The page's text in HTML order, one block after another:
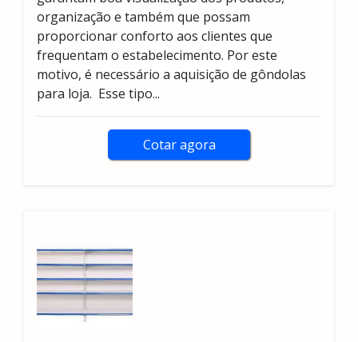
organização e também que possam
proporcionar conforto aos clientes que
frequentam o estabelecimento. Por este
motivo, é necessário a aquisição de gôndolas
para loja. Esse tipo...
Cotar agora